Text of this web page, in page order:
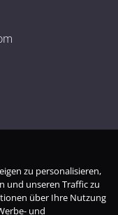
zu personalisieren,
und unseren Traffic zu
über Ihre Nutzung
und